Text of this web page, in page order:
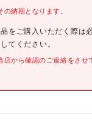
:IPX4
:専用充電池(LE-ZP3747)
FL1 Standardに準拠し
納期となります。
をご購入いただく際は
てください。
から確認のご連絡をさせ